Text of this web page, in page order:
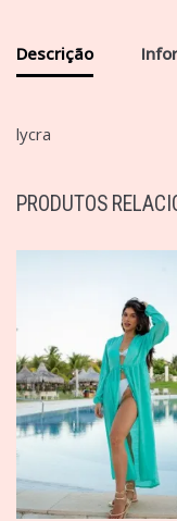
Descrição
lycra
PRODUTOS